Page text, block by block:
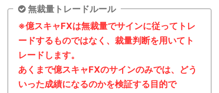
無裁量トレードルール
※億スキャFXは無裁量でサインに従ってトレ
ードするものではなく、裁量判断を用いてト
レードします。
あくまで億スキャFXのサインのみでは、どう
いった成績になるのかを検証する目的で